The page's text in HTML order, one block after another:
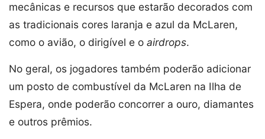
mecânicas e recursos que estarão decorados com
as tradicionais cores laranja e azul da McLaren,
como o avião, o dirigível e o airdrops.
No geral, os jogadores também poderão adicionar
um posto de combustível da McLaren na Ilha de
Espera, onde poderão concorrer a ouro, diamantes
e outros prêmios.